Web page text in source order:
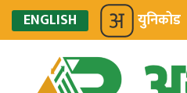
ENGLISH युनिकोड